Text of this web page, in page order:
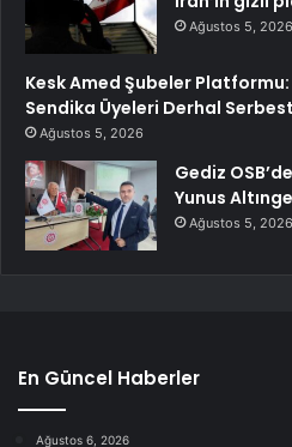
Ağustos 5, 2026
Kesk Amed Şubeler Platformu:
Sendika Üyeleri Derhal Serbest
Ağustos 5, 2026
Gediz
Yunus
Ağustos 5, 2026
En Güncel Haberler
Ağustos 6, 2026